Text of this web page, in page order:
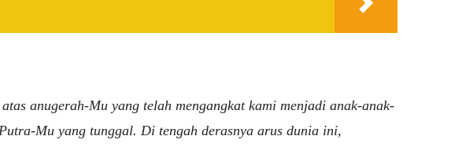
anugerah-Mu yang telah mengangkat kami menjadi anak-anak-
Mu yang tunggal. Di tengah derasnya arus dunia ini,